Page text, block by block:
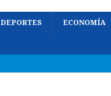
DEPORTES ECONOMÍA